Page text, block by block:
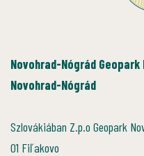
Novohrad-Nógrád
Novohrad-Nógrád
Szlovákiában Z.p.o Geopark
01 Fiľakovo